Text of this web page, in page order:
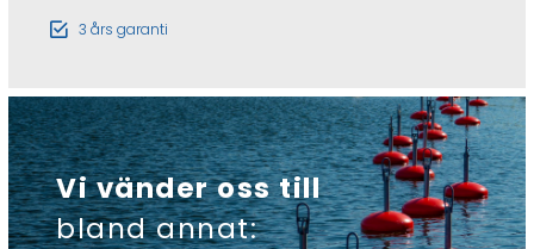
3 års garanti
Vi vänder oss till
bland annat: